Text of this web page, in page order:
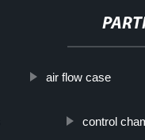
air flow case
control